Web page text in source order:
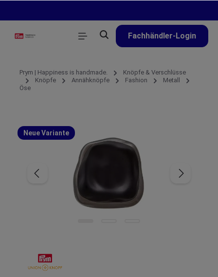
Fachhändler-Login
Prym | Happiness is handmade.
Knöpfe & Verschlüsse
Knöpfe
Annähknöpfe Fashion
Metall
Öse
Neue Variante